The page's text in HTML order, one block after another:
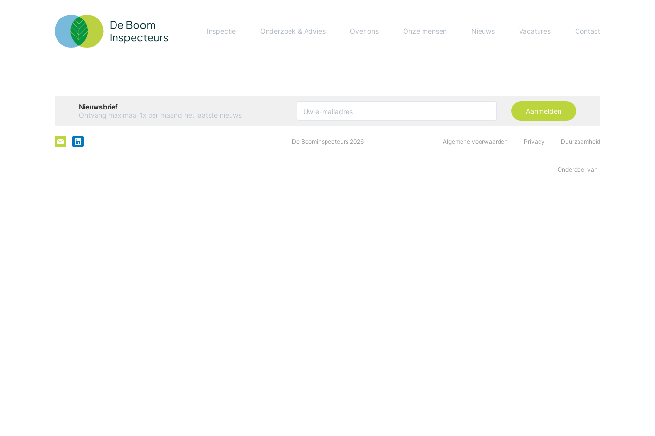
Inspectie Onderzoek & Advies Over ons Onze mensen Nieuws Vacatures Contact
Nieuwsbrief
Ontvang maximaal 1x per maand het laatste nieuws
Aanmelden
De Boominspecteurs 2026 Algemene voorwaarden Privacy Duurzaamheid
Onderdeel van